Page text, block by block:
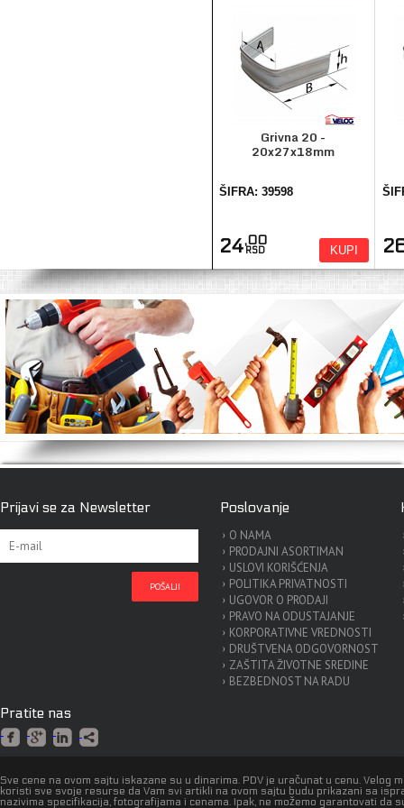
Grivna 20 -
20x27x18mm
ŠIFRA: 39598
24,00
RSD KUPI
Prijavi se za Newsletter Poslovanje
O NAMA
PRODAJNI ASORTIMAN
USLOVI KORIŠĆENJA
POLITIKA PRIVATNOSTI
UGOVOR O PRODAJI
PRAVO NA ODUSTAJANJE
KORPORATIVNE VREDNOSTI
DRUŠTVENA ODGOVORNOST
ZAŠTITA ŽIVOTNE SREDINE
BEZBEDNOST NA RADU
Pratite nas
Sve cene na ovom sajtu iskazane su u dinarima. PDV je uračunat u cenu. Velog
koristi sve svoje resurse da Vam svi artikli na ovom sajtu budu prikazani sa
nazivima specifikacija, fotografijama i cenama. Ipak, ne možemo garantovati da